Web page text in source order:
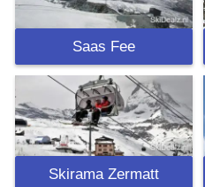
Saas Fee
Skirama Zermatt